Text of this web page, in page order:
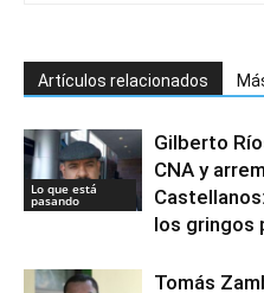
Artículos relacionados
Lo que está
pasando
Gilberto
CNA y
los gringos
Tomás